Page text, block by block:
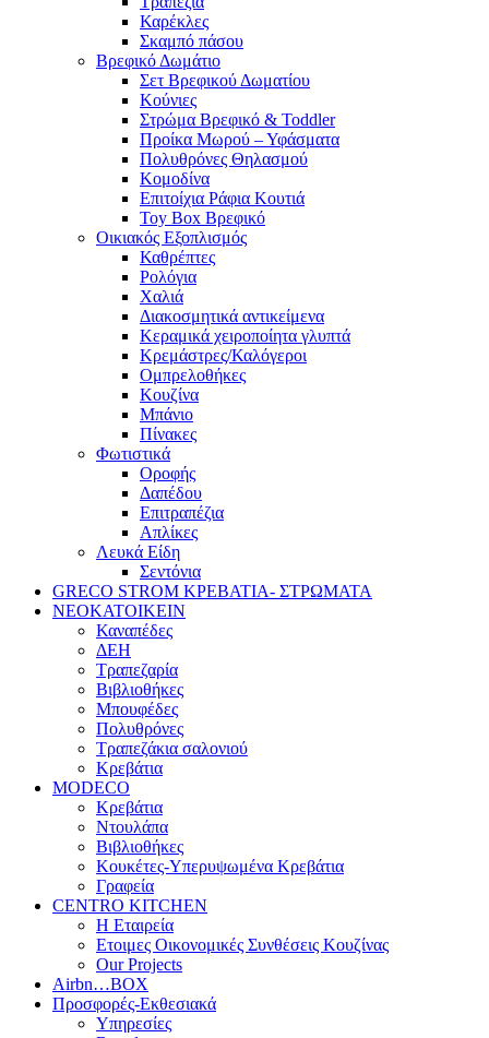
Καρέκλες
Σκαμπό πάσου
Βρεφικό Δωμάτιο
Σετ Βρεφικού Δωματίου
Κούνιες
Στρώμα Βρεφικό & Toddler
Προίκα Μωρού – Υφάσματα
Πολυθρόνες Θηλασμού
Κομοδίνα
Επιτοίχια Ράφια Κουτιά
Toy Box Βρεφικό
Οικιακός Εξοπλισμός
Καθρέπτες
Ρολόγια
Χαλιά
Διακοσμητικά αντικείμενα
Κεραμικά χειροποίητα γλυπτά
Κρεμάστρες/Καλόγεροι
Ομπρελοθήκες
Κουζίνα
Μπάνιο
Πίνακες
Φωτιστικά
Οροφής
Δαπέδου
Επιτραπέζια
Απλίκες
Λευκά Είδη
Σεντόνια
GRECO STROM ΚΡΕΒΑΤΙΑ- ΣΤΡΩΜΑΤΑ
ΝΕΟΚΑΤΟΙΚΕΙΝ
Καναπέδες
ΔΕΗ
Τραπεζαρία
Βιβλιοθήκες
Μπουφέδες
Πολυθρόνες
Τραπεζάκια σαλονιού
Κρεβάτια
MODECO
Κρεβάτια
Ντουλάπα
Βιβλιοθήκες
Κουκέτες-Υπερυψωμένα Κρεβάτια
Γραφεία
CENTRO KITCHEN
Η Εταιρεία
Ετοιμες Οικονομικές Συνθέσεις Κουζίνας
Our Projects
Airbn…BOX
Προσφορές-Εκθεσιακά
Υπηρεσίες